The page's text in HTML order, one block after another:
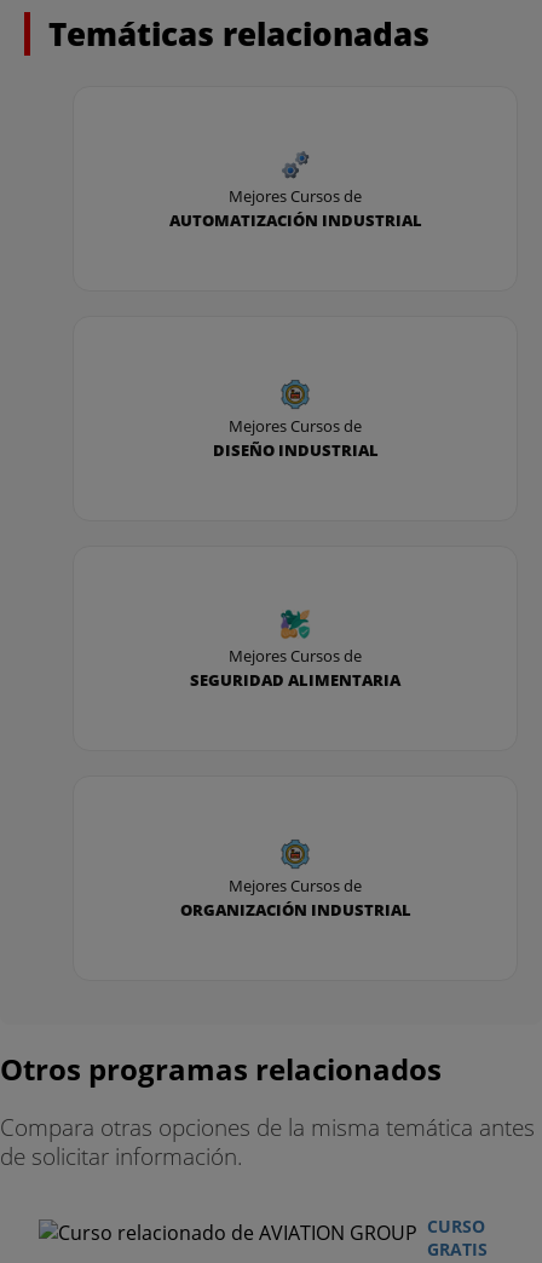
Temáticas relacionadas
Mejores Cursos de
AUTOMATIZACIÓN INDUSTRIAL
Mejores Cursos de
DISEÑO INDUSTRIAL
Mejores Cursos de
SEGURIDAD ALIMENTARIA
Mejores Cursos de
ORGANIZACIÓN INDUSTRIAL
Otros programas relacionados
Compara otras opciones de la misma temática antes
de solicitar información.
CURSO
GRATIS